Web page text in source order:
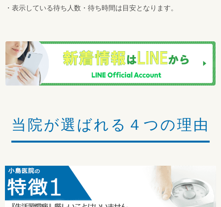
当院が選ばれる４つの理由